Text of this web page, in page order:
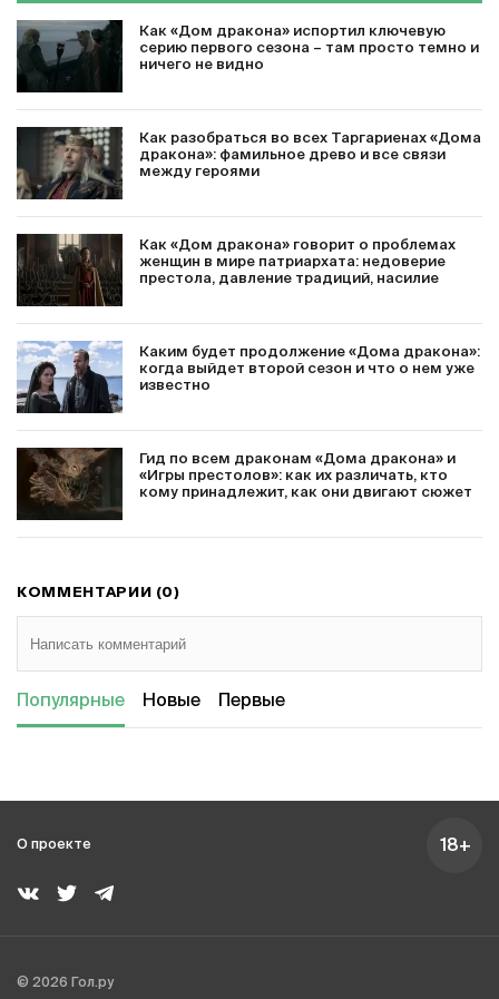
Как «Дом дракона» испортил ключевую
серию первого сезона – там просто темно и
ничего не видно
Как разобраться во всех Таргариенах «Дома
дракона»: фамильное древо и все связи
между героями
Как «Дом дракона» говорит о проблемах
женщин в мире патриархата: недоверие
престола, давление традиций, насилие
Каким будет продолжение «Дома дракона»:
когда выйдет второй сезон и что о нем уже
известно
Гид по всем драконам «Дома дракона» и
«Игры престолов»: как их различать, кто
кому принадлежит, как они двигают сюжет
КОММЕНТАРИИ (0)
Популярные Новые Первые
О проекте 18+
© 2026 Гол.ру